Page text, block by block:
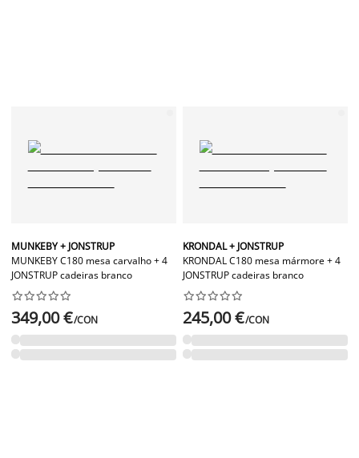
MUNKEBY + JONSTRUP
MUNKEBY C180 mesa carvalho + 4
JONSTRUP cadeiras branco






349,00 €/CON
KRONDAL + JONSTRUP
KRONDAL C180 mesa mármore + 4
JONSTRUP cadeiras branco






245,00 €/CON